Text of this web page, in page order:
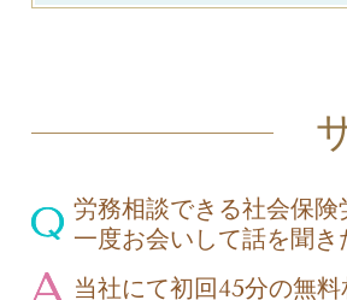
労務相談できる社会保険
一度お会いして話を聞き
当社にて初回45分の無